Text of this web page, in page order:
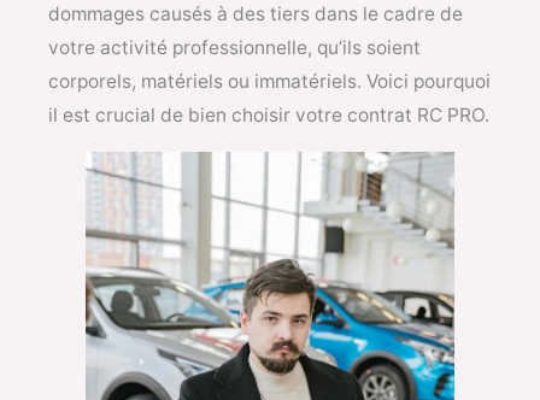
dommages causés à des tiers dans le cadre de
votre activité professionnelle, qu’ils soient
corporels, matériels ou immatériels. Voici pourquoi
il est crucial de bien choisir votre contrat RC PRO.